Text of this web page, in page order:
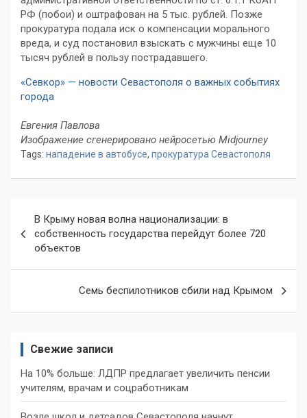
РФ (побои) и оштрафован на 5 тыс. рублей. Позже
прокуратура подала иск о компенсации морального
вреда, и суд постановил взыскать с мужчины еще 10
тысяч рублей в пользу пострадавшего.
«Севкор» — новости Севастополя о важных событиях
города
Евгения Павлова
Изображение сгенерировано нейросетью Midjourney
Tags: нападение в автобусе, прокуратура Севастополя
по
записям
В Крыму новая волна национализации: в
собственность государства перейдут более 720
объектов
Семь беспилотников сбили над Крымом
Свежие записи
На 10% больше: ЛДПР предлагает увеличить пенсии
учителям, врачам и соцработникам